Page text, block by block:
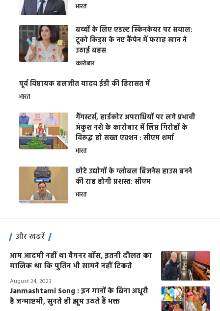
भारत
बच्चों के लिए एडल्ट स्किनकेयर पर सवाल:
टूको किड्स के नए कैंपेन में फराह खान ने
उठाई बहस
कारोबार
पूर्व विधायक बलजीत यादव ईडी की हिरासत में
भारत
गैंगस्टर्स, हार्डकोर अपराधियों पर लगे प्रभावी
अंकुश नशे के कारोबार में लिप्त गिरोहों के
विरूद्ध हो सख्त एक्शन : सीएम शर्मा
भारत
छोटे उद्योगों के ग्लोबल बिजनेस हाउस बनने
की राह होगी प्रशस्त: सीएम
भारत
और खबरें
आम आदमी नहीं था वैगनर बॉस, इतनी दौलत का
मालिक था कि पुतिन भी सामने नहीं टिकते
August 24, 2023
Janmashtami Song : इन गानों के बिना अधूरी
है जन्माष्टमी, सुनते ही झूम उठते हैं भक्त